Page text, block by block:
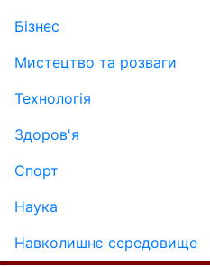
Бізнес
Мистецтво та розваги
Технологія
Здоров'я
Спорт
Наука
Навколишнє середовище